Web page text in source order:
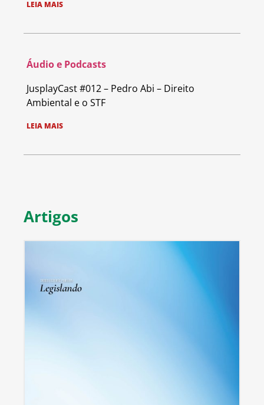
LEIA MAIS
Áudio e Podcasts
JusplayCast #012 – Pedro Abi – Direito
Ambiental e o STF
LEIA MAIS
Artigos